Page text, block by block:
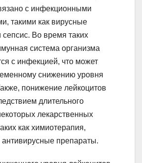
с инфекционными
такими как вирусные
Во время таких
система организма
с инфекцией, что может
снижению уровня
понижение лейкоцитов
длительного
лекарственных
как химиотерапия,
препараты.